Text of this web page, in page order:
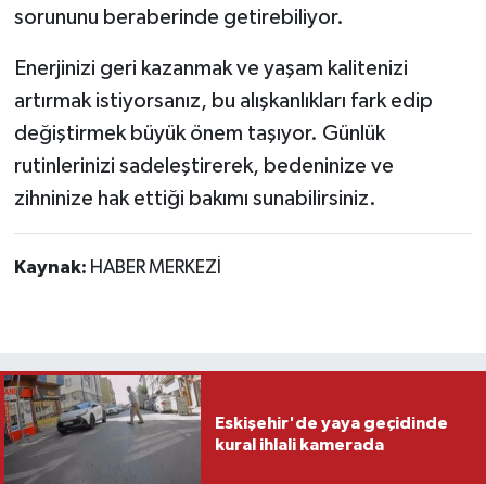
sorununu beraberinde getirebiliyor.
Enerjinizi geri kazanmak ve yaşam kalitenizi
artırmak istiyorsanız, bu alışkanlıkları fark edip
değiştirmek büyük önem taşıyor. Günlük
rutinlerinizi sadeleştirerek, bedeninize ve
zihninize hak ettiği bakımı sunabilirsiniz.
Kaynak: HABER MERKEZİ
Eskişehir'de yaya geçidinde
kural ihlali kamerada